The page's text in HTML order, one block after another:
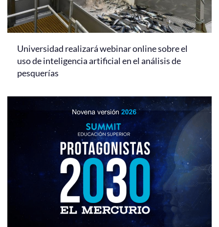
Universidad realizará webinar online sobre el
uso de inteligencia artificial en el análisis de
pesquerías